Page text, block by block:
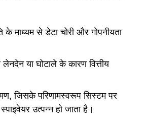
के माध्यम से डेटा चोरी और गोपनीयता
लेनदेन या घोटाले के कारण वित्तीय
जिसके परिणामस्वरूप सिस्टम पर
उत्पन्न हो जाता है।